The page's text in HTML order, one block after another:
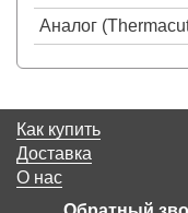
Аналог
Как купить
Доставка
О нас